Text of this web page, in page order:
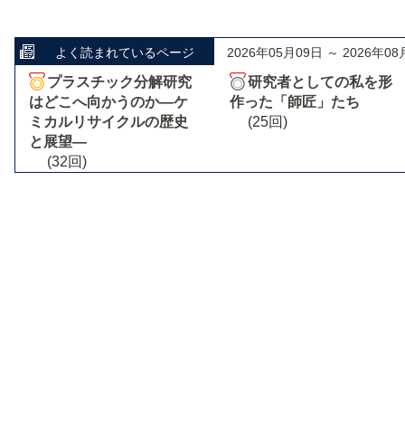
よく読まれているページ 2026年05月09日 ～ 2026年08
プラスチック分解研究
はどこへ向かうのか―ケ
ミカルリサイクルの歴史
と展望―
(32回)
研究者としての私を形
作った「師匠」たち
(25回)